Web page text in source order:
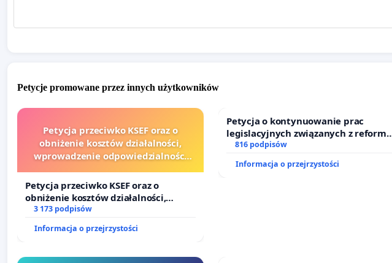
Petycje promowane przez innych użytkowników
Petycja przeciwko KSEF oraz o
obniżenie kosztów działalności,
wprowadzenie odpowiedzialności
sędziów
Petycja przeciwko KSEF oraz o
obniżenie kosztów działalności,
wprowadzenie odpowiedzialności
finansowej kluczowych urzędników i
sędziów
3 173 podpisów
Informacja o przejrzystości
Petycja o kontynuowanie prac
legislacyjnych związanych z reformą
prawa rodzinnego
816 podpisów
Informacja o przejrzystości